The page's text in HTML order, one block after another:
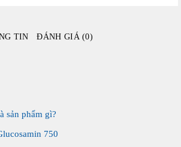
TIN ĐÁNH GIÁ (0)
sản phẩm gì?
750